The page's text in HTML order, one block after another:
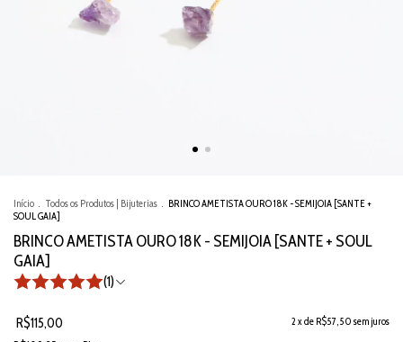
Início Todos os Produtos | Bijuterias
BRINCO AMETISTA OURO 18K - SEMIJOIA [SANTE +
SOUL GAIA]
BRINCO AMETISTA OURO 18K - SEMIJOIA [SANTE + SOUL
GAIA]
(1)
R$115,00 2 x de R$57,50 sem juros